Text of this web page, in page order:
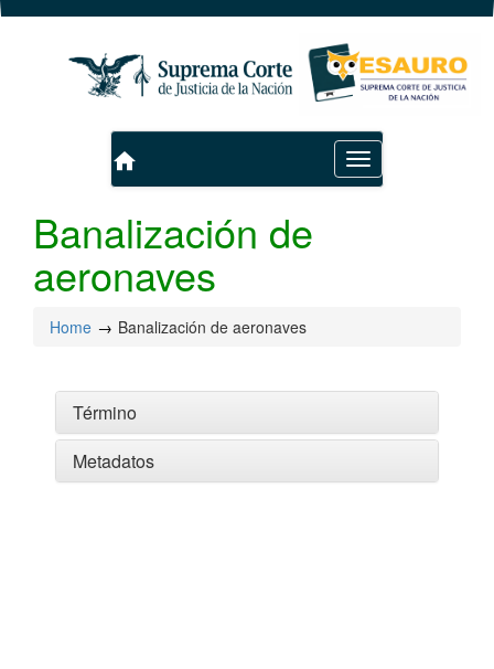
Toggle
navigation
home
Banalización de
aeronaves
Home Banalización de aeronaves
Término
Metadatos